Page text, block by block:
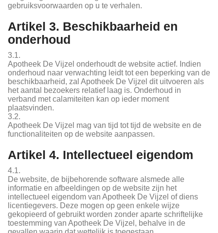
gebruiksvoorwaarden op u te verhalen.
Artikel 3. Beschikbaarheid en
onderhoud
3.1.
Apotheek De Vijzel onderhoudt de website actief. Indien
onderhoud naar verwachting leidt tot een beperking van de
beschikbaarheid, zal Apotheek De Vijzel dit uitvoeren als
het aantal bezoekers relatief laag is. Onderhoud in
verband met calamiteiten kan op ieder moment
plaatsvinden.
3.2.
Apotheek De Vijzel mag van tijd tot tijd de website en de
functionaliteiten op de website aanpassen.
Artikel 4. Intellectueel eigendom
4.1.
De website, de bijbehorende software alsmede alle
informatie en afbeeldingen op de website zijn het
intellectueel eigendom van Apotheek De Vijzel of diens
licentiegevers. Deze mogen op geen enkele wijze
gekopieerd of gebruikt worden zonder aparte schriftelijke
toestemming van Apotheek De Vijzel, behalve in de